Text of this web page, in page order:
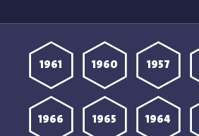
1957
1960
1961
1964
1965
1966